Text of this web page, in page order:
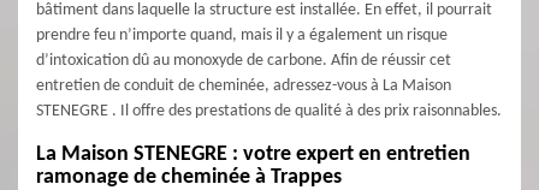
bâtiment dans laquelle la structure est installée. En effet, il pourrait
prendre feu n’importe quand, mais il y a également un risque
d’intoxication dû au monoxyde de carbone. Afin de réussir cet
entretien de conduit de cheminée, adressez-vous à La Maison
STENEGRE . Il offre des prestations de qualité à des prix raisonnables.
La Maison STENEGRE : votre expert en entretien
ramonage de cheminée à Trappes